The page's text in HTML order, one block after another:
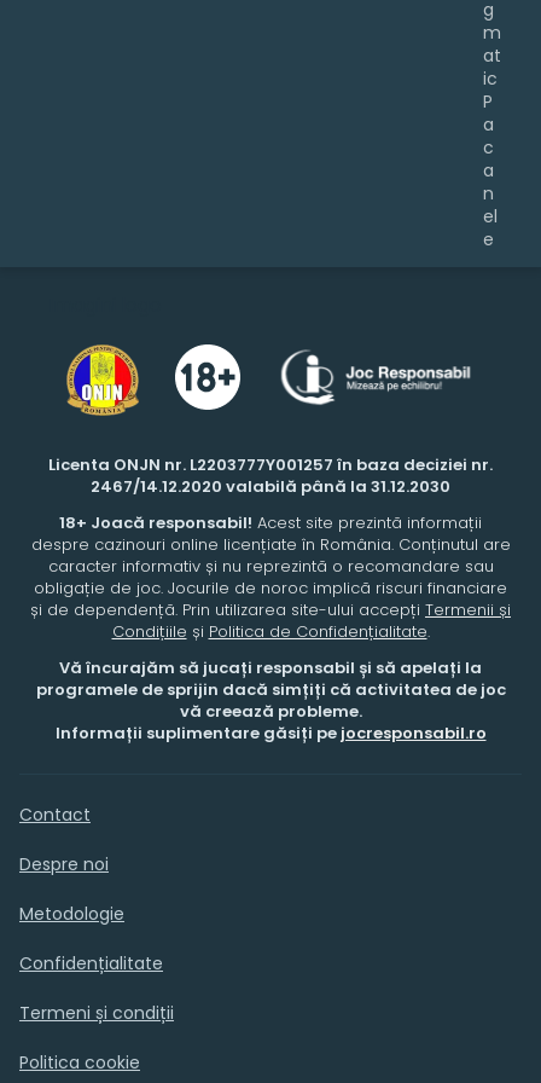
g
m
at
ic
P
a
c
a
n
el
e
Licenta ONJN nr. L2203777Y001257 în baza deciziei nr.
2467/14.12.2020 valabilă până la 31.12.2030
18+ Joacă responsabil! Acest site prezintă informații
despre cazinouri online licențiate în România. Conținutul are
caracter informativ și nu reprezintă o recomandare sau
obligație de joc. Jocurile de noroc implică riscuri financiare
și de dependență. Prin utilizarea site-ului accepți Termenii și
Condițiile și Politica de Confidențialitate.
Vă încurajăm să jucați responsabil și să apelați la
programele de sprijin dacă simțiți că activitatea de joc
vă creează probleme.
Informații suplimentare găsiți pe jocresponsabil.ro
Contact
Despre noi
Metodologie
Confidențialitate
Termeni și condiții
Politica cookie